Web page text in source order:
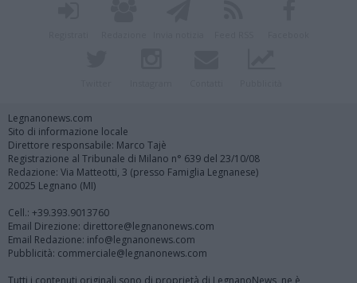
Legnanonews.com
Sito di informazione locale
Direttore responsabile: Marco Tajè
Registrazione al Tribunale di Milano n° 639 del 23/10/08
Redazione: Via Matteotti, 3 (presso Famiglia Legnanese)
20025 Legnano (MI)
Cell.: +39.393.9013760
Email Direzione: direttore@legnanonews.com
Email Redazione: info@legnanonews.com
Pubblicità: commerciale@legnanonews.com
Tutti i contenuti originali sono di proprietà di LegnanoNews, ne è